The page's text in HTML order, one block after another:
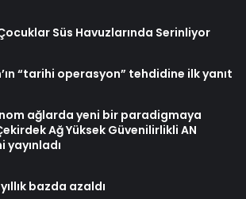
Süs Havuzlarında Serinliyor
“tarihi operasyon” tehdidine ilk yanıt
ağlarda yeni bir paradigmaya
Ağ Yüksek Güvenilirlikli AN
yayınladı
bazda azaldı